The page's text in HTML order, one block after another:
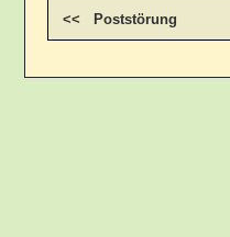
<< Poststörung